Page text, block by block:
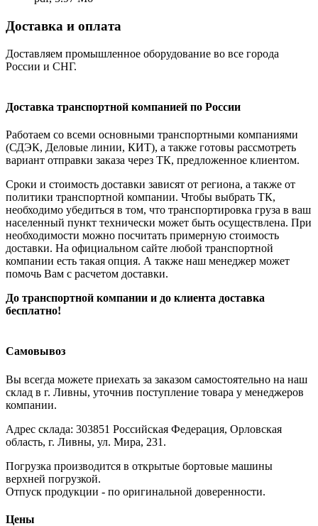
Доставка и оплата
Доставляем промышленное оборудование во все города
России и СНГ.
Доставка транспортной компанией по России
Работаем со всеми основными транспортными компаниями
(СДЭК, Деловые линии, КИТ), а также готовы рассмотреть
вариант отправки заказа через ТК, предложенное клиентом.
Сроки и стоимость доставки зависят от региона, а также от
политики транспортной компании. Чтобы выбрать ТК,
необходимо убедиться в том, что транспортировка груза в ваш
населенный пункт технически может быть осуществлена. При
необходимости можно посчитать примерную стоимость
доставки. На официальном сайте любой транспортной
компании есть такая опция. А также наш менеджер может
помочь Вам с расчетом доставки.
До транспортной компании и до клиента доставка
бесплатно!
Самовывоз
Вы всегда можете приехать за заказом самостоятельно на наш
склад в г. Ливны, уточнив поступление товара у менеджеров
компании.
Адрес склада: 303851 Российская Федерация, Орловская
область, г. Ливны, ул. Мира, 231.
Погрузка производится в открытые бортовые машины
верхней погрузкой.
Отпуск продукции - по оригинальной доверенности.
Цены